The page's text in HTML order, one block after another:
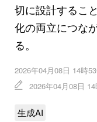
切に設計するこ
化の両立につな
る。
2026年04月08日 14時
2026年04月08日
生成AI